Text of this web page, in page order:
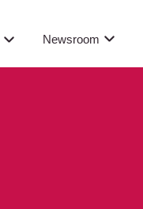
Newsroom